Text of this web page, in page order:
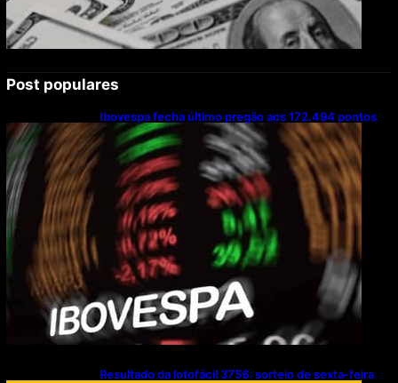
Post populares
Ibovespa fecha último pregão aos 172.494 pontos
Resultado da lotofácil 3756: sorteio de sexta-feira